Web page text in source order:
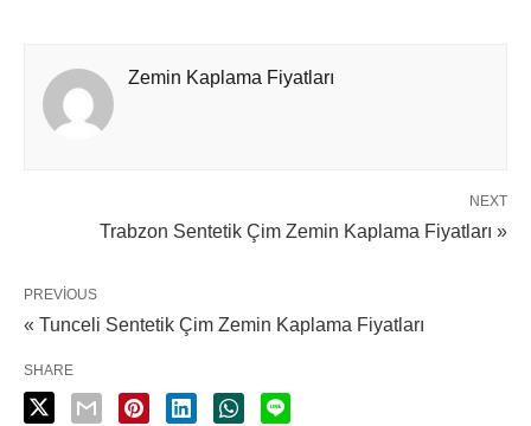
Zemin Kaplama Fiyatları
NEXT
Trabzon Sentetik Çim Zemin Kaplama Fiyatları »
PREVIOUS
« Tunceli Sentetik Çim Zemin Kaplama Fiyatları
SHARE